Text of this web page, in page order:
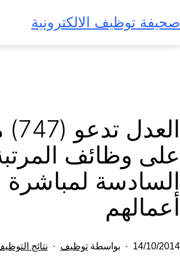
إلى
المحتوى
صحيفة توظيف الالكترونية
على وظائف
السادسة لمباشرة
أعمالهم
تم
14/10/2014 بواسطة توظيف
مصنفنتائج